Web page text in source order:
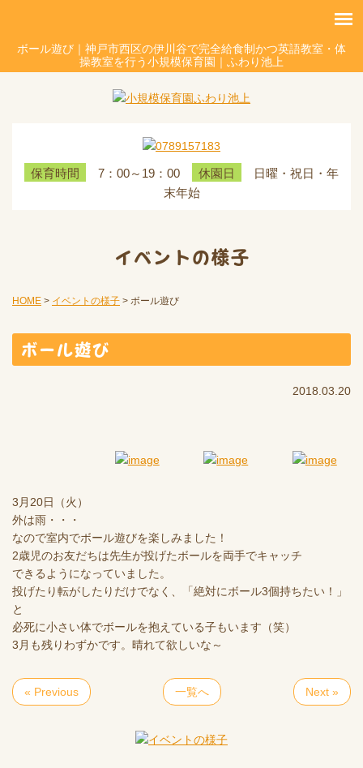
ボール遊び｜神戸市西区の伊川谷で完全給食制かつ英語教室・体
操教室を行う小規模保育園｜ふわり池上
保育時間 7：00～19：00 休園日
日曜・祝日・年
末年始
イベントの様子
HOME > イベントの様子 > ボール遊び
ボール遊び
2018.03.20
3月20日（火）
外は雨・・・
なので室内でボール遊びを楽しみました！
2歳児のお友だちは先生が投げたボールを両手でキャッチ
できるようになっていました。
投げたり転がしたりだけでなく、「絶対にボール3個持ちたい！」
と
必死に小さい体でボールを抱えている子もいます（笑）
3月も残りわずかです。晴れて欲しいな～
« Previous 一覧へ Next »